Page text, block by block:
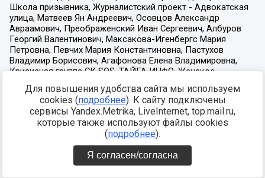
Для повышения удобства сайта мы используем
cookies (подробнее). К сайту подключены
сервисы Yandex.Metrika, LiveInternet, top.mail.ru,
которые также используют файлы cookies
(подробнее).
Я согласен/согласна